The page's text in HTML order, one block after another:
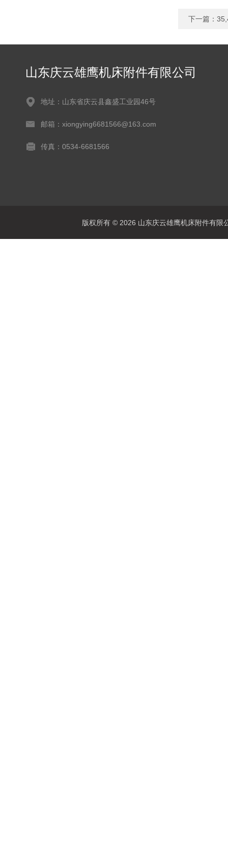
下一篇：
山东庆云雄鹰机床附件有限公司
地址：山东省庆云县鑫盛工业园46号
邮箱：xiongying6681566@163.com
传真：0534-6681566
版权所有 © 2026 山东庆云雄鹰机床附件有